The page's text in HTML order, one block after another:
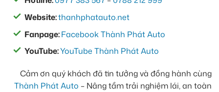
Website:thanhphatauto.net
Fanpage:Facebook Thành Phát Auto
YouTube:YouTube Thành Phát Auto
Cảm ơn quý khách đã tin tưởng và đồng hành cùng
Thành Phát Auto – Nâng tầm trải nghiệm lái, an toàn